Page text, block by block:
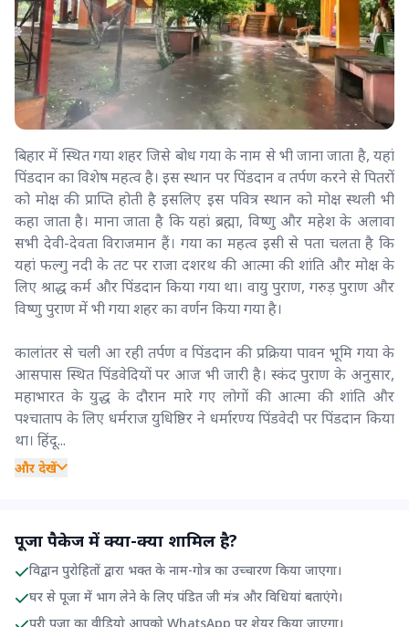
बिहार में स्थित गया शहर जिसे बोध गया के नाम से भी जाना जाता है, यहां
पिंडदान का विशेष महत्व है। इस स्थान पर पिंडदान व तर्पण करने से पितरों
को मोक्ष की प्राप्ति होती है इसलिए इस पवित्र स्थान को मोक्ष स्थली भी
कहा जाता है। माना जाता है कि यहां ब्रह्मा, विष्णु और महेश के अलावा
सभी देवी-देवता विराजमान हैं। गया का महत्व इसी से पता चलता है कि
यहां फल्गु नदी के तट पर राजा दशरथ की आत्मा की शांति और मोक्ष के
लिए श्राद्ध कर्म और पिंडदान किया गया था। वायु पुराण, गरुड़ पुराण और
विष्णु पुराण में भी गया शहर का वर्णन किया गया है।
कालांतर से चली आ रही तर्पण व पिंडदान की प्रक्रिया पावन भूमि गया के
आसपास स्थित पिंडवेदियों पर आज भी जारी है। स्कंद पुराण के अनुसार,
महाभारत के युद्ध के दौरान मारे गए लोगों की आत्मा की शांति और
पश्चाताप के लिए धर्मराज युधिष्ठिर ने धर्मारण्य पिंडवेदी पर पिंडदान किया
था। हिंदू...
और देखें
पूजा पैकेज में क्या-क्या शामिल है?
विद्वान पुरोहितों द्वारा भक्त के नाम-गोत्र का उच्चारण किया जाएगा।
घर से पूजा में भाग लेने के लिए पंडित जी मंत्र और विधियां बताएंगे।
पूरी पूजा का वीडियो आपको WhatsApp पर शेयर किया जाएगा।